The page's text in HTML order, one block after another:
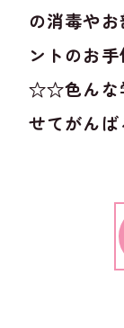
の消毒や
ントのお
☆☆色んな
せてがん